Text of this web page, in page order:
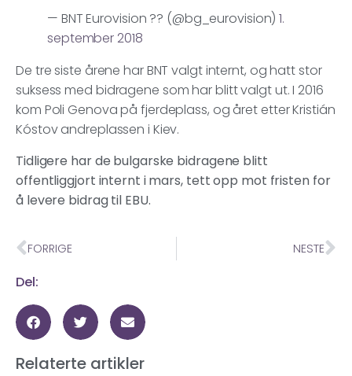
— BNT Eurovision ?? (@bg_eurovision)1.
september 2018
De tre siste årene har BNT valgt internt, og hatt stor
suksess med bidragene som har blitt valgt ut. I 2016
kom Poli Genova på fjerdeplass, og året etter Kristián
Kóstov andreplassen i Kiev.
Tidligere har de bulgarske bidragene blitt
offentliggjort internt i mars, tett opp mot fristen for
å levere bidrag til EBU.
FORRIGE NESTE
Del:
Relaterte artikler